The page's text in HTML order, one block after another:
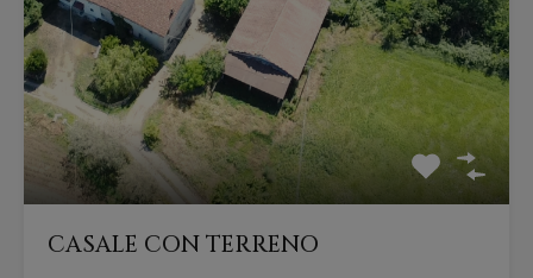
CASALE CON TERRENO